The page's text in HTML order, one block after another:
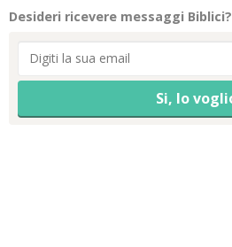
Desideri ricevere messaggi Biblici?